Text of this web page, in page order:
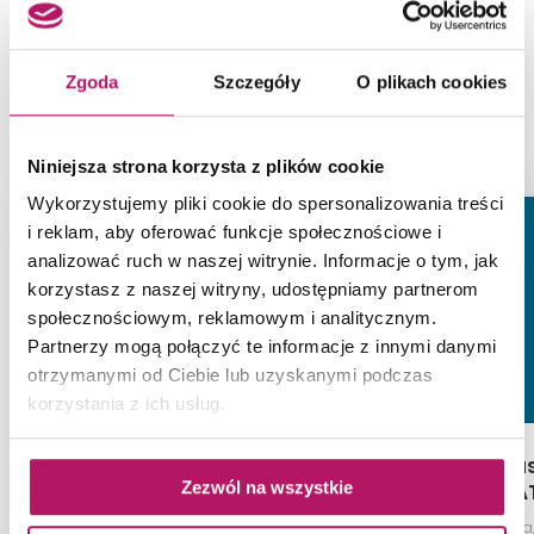
Zgoda Szczegóły O plikach cookies
Niniejsza strona korzysta z plików cookie
Wykorzystujemy pliki cookie do spersonalizowania treści
i reklam, aby oferować funkcje społecznościowe i
analizować ruch w naszej witrynie. Informacje o tym, jak
korzystasz z naszej witryny, udostępniamy partnerom
społecznościowym, reklamowym i analitycznym.
Partnerzy mogą połączyć te informacje z innymi danymi
otrzymanymi od Ciebie lub uzyskanymi podczas
korzystania z ich usług.
Zezwól na wszystkie
PRODUKTY Z KOLEKCJI
-4%
Tubądzin Mono
Słoneczne R (RAL D2/080
80 50)
Płytka podłogowa mat, 20x20 cm
-4%
Tubądzin
Płytka